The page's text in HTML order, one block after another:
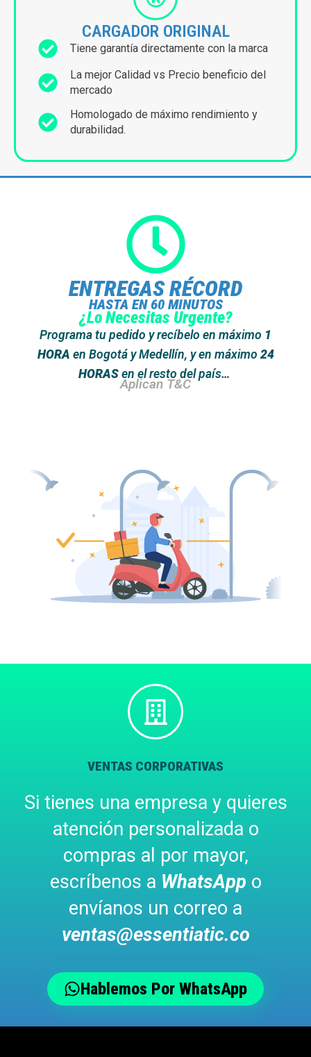
CARGADOR ORIGINAL
Tiene garantía directamente con la marca
La mejor Calidad vs Precio beneficio del
mercado
Homologado de máximo rendimiento y
durabilidad.
ENTREGAS RÉCORD
HASTA EN 60 MINUTOS
¿Lo Necesitas Urgente?
Programa tu pedido y recíbelo en máximo 1
HORA en Bogotá y Medellín, y en máximo 24
HORAS en el resto del país…
Aplican T&C
VENTAS CORPORATIVAS
Si tienes una empresa y quieres
atención personalizada o
compras al por mayor,
escríbenos a WhatsApp o
envíanos un correo a
ventas@essentiatic.co
Hablemos Por WhatsApp